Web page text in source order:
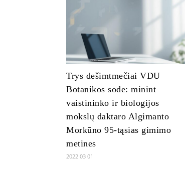
Trys dešimtmečiai VDU
Botanikos sode: minint
vaistininko ir biologijos
mokslų daktaro Algimanto
Morkūno 95-tąsias gimimo
metines
2022 03 01